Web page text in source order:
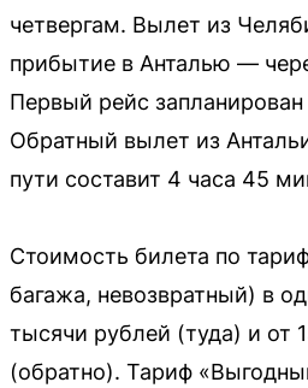
четвергам. Вылет из
прибытие в Анталью —
Первый рейс
Обратный вылет из
пути составит 4 часа 45
Стоимость билета по
багажа, невозвратный) в
тысячи рублей (туда) и от
(обратно). Тариф